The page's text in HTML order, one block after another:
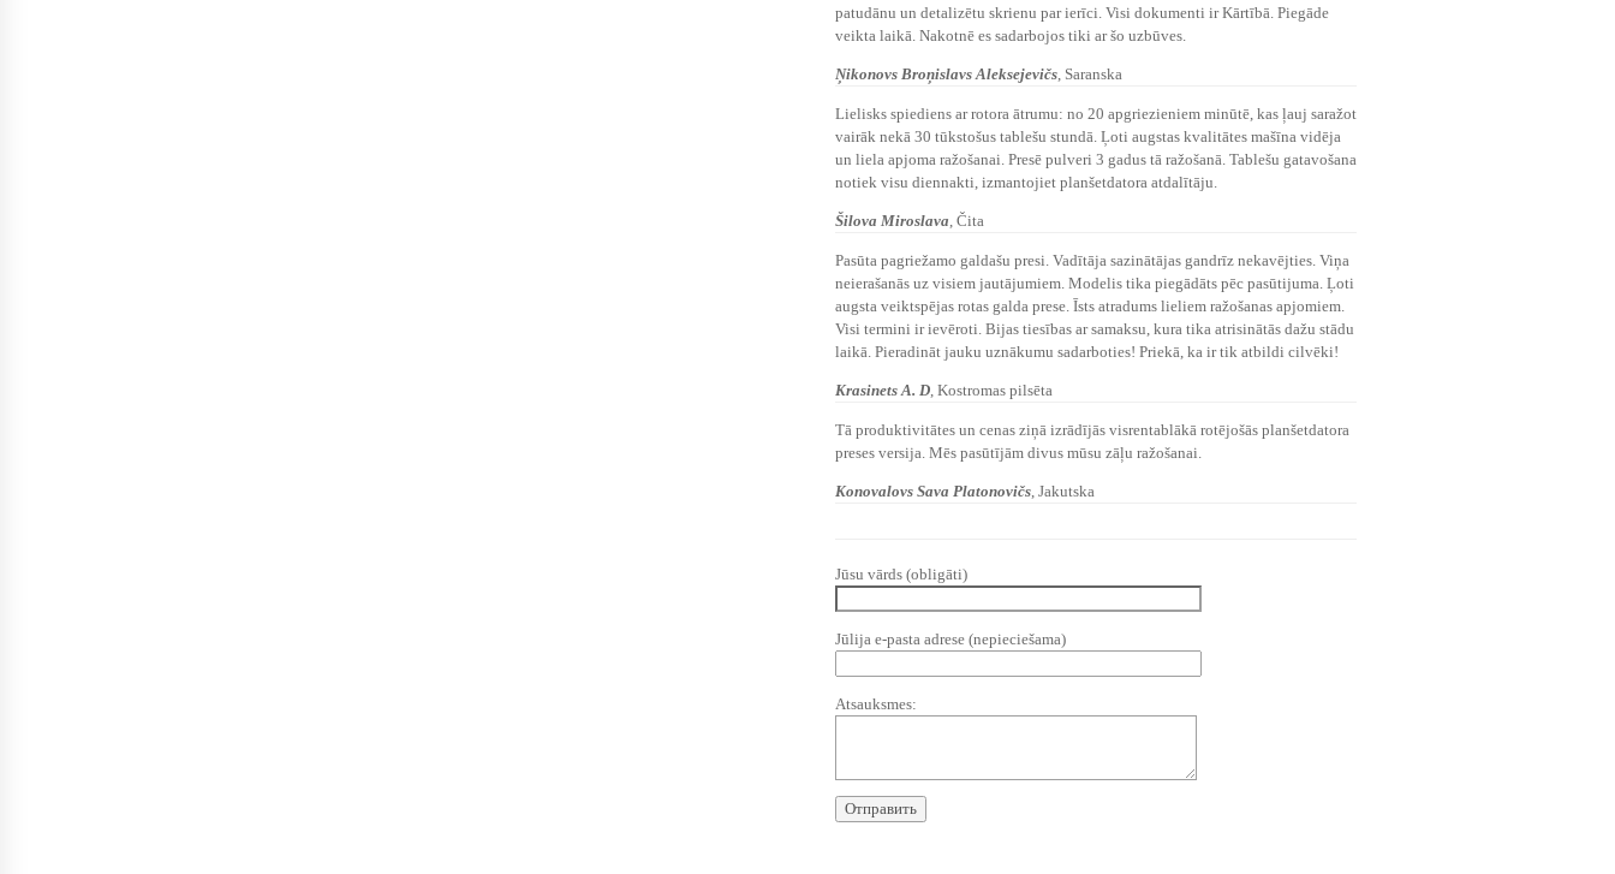
patudānu un detalizētu skrienu par ierīci. Visi dokumenti ir Kārtībā. Piegāde
veikta laikā. Nakotnē es sadarbojos tiki ar šo uzbūves.
Ņikonovs Broņislavs Aleksejevičs Saranska
Lielisks spiediens ar rotora ātrumu: no 20 apgriezieniem minūtē, kas ļauj saražot
vairāk nekā 30 tūkstošus tablešu stundā. Ļoti augstas kvalitātes mašīna vidēja
un liela apjoma ražošanai. Presē pulveri 3 gadus tā ražošanā. Tablešu gatavošana
notiek visu diennakti, izmantojiet planšetdatora atdalītāju.
Šilova Miroslava Čita
Pasūta pagriežamo galdašu presi. Vadītāja sazinātājas gandrīz nekavējties. Viņa
neierašanās uz visiem jautājumiem. Modelis tika piegādāts pēc pasūtijuma. Ļoti
augsta veiktspējas rotas galda prese. Īsts atradums lieliem ražošanas apjomiem.
Visi termini ir ievēroti. Bijas tiesības ar samaksu, kura tika atrisinātās dažu stādu
laikā. Pieradināt jauku uznākumu sadarboties! Priekā, ka ir tik atbildi cilvēki!
Krasinets A. D , Kostromas pilsēta
Tā produktivitātes un cenas ziņā izrādījās visrentablākā rotējošās planšetdatora
preses versija. Mēs pasūtījām divus mūsu zāļu ražošanai.
Konovalovs Sava Platonovičs , Jakutska
Jūsu vārds (obligāti)
Jūlija e-pasta adrese (nepieciešama)
Atsauksmes: